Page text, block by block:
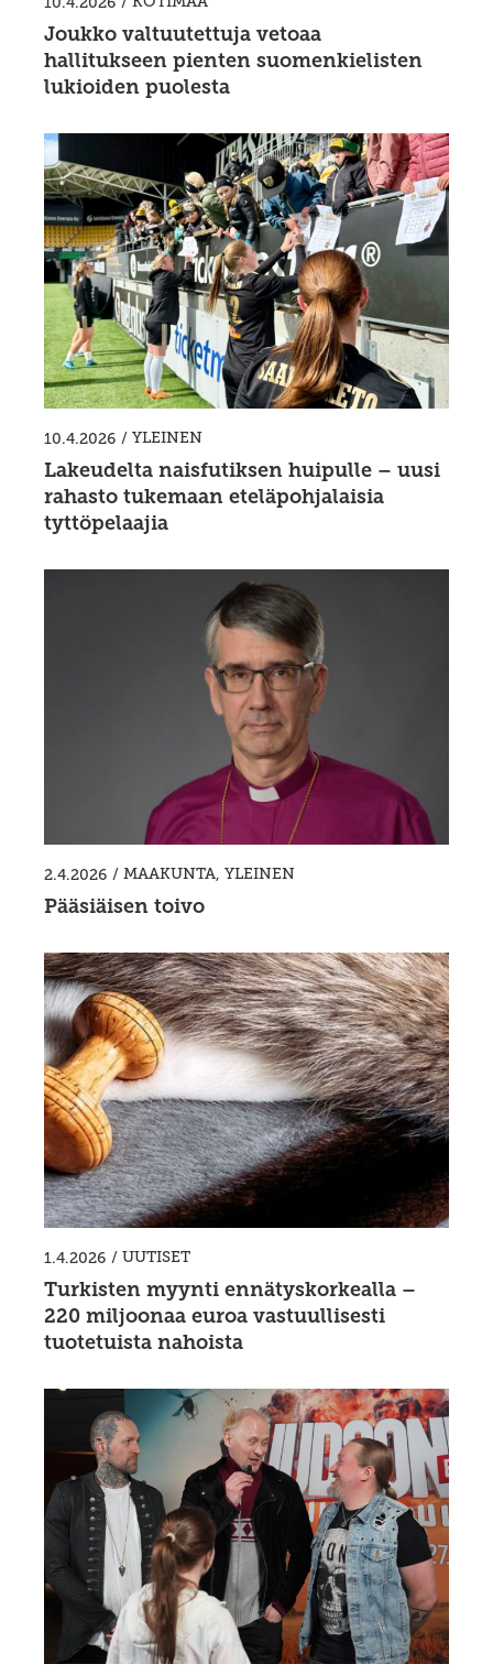
Joukko valtuutettuja vetoaa
hallitukseen pienten suomenkielisten
lukioiden puolesta
10.4.2026 / YLEINEN
Lakeudelta naisfutiksen huipulle – uusi
rahasto tukemaan eteläpohjalaisia
tyttöpelaajia
2.4.2026 / MAAKUNTA, YLEINEN
Pääsiäisen toivo
1.4.2026 / UUTISET
Turkisten myynti ennätyskorkealla –
220 miljoonaa euroa vastuullisesti
tuotetuista nahoista